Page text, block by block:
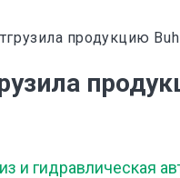
продукцию
и гидравлическая